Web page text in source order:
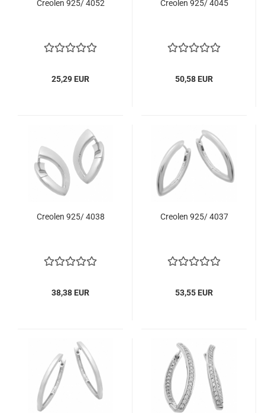
Creolen 925/ 4052
25,29 EUR
Creolen 925/ 4045
50,58 EUR
Creolen 925/ 4038
38,38 EUR
Creolen 925/ 4037
53,55 EUR